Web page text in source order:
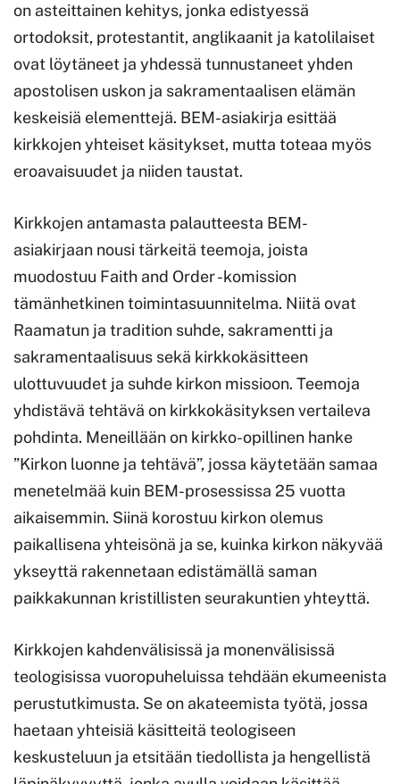
on asteittainen kehitys, jonka edistyessä
ortodoksit, protestantit, anglikaanit ja katolilaiset
ovat löytäneet ja yhdessä tunnustaneet yhden
apostolisen uskon ja sakramentaalisen elämän
keskeisiä elementtejä. BEM-asiakirja esittää
kirkkojen yhteiset käsitykset, mutta toteaa myös
eroavaisuudet ja niiden taustat.
Kirkkojen antamasta palautteesta BEM-
asiakirjaan nousi tärkeitä teemoja, joista
muodostuu Faith and Order -komission
tämänhetkinen toimintasuunnitelma. Niitä ovat
Raamatun ja tradition suhde, sakramentti ja
sakramentaalisuus sekä kirkkokäsitteen
ulottuvuudet ja suhde kirkon missioon. Teemoja
yhdistävä tehtävä on kirkkokäsityksen vertaileva
pohdinta. Meneillään on kirkko-opillinen hanke
”Kirkon luonne ja tehtävä”, jossa käytetään samaa
menetelmää kuin BEM-prosessissa 25 vuotta
aikaisemmin. Siinä korostuu kirkon olemus
paikallisena yhteisönä ja se, kuinka kirkon näkyvää
ykseyttä rakennetaan edistämällä saman
paikkakunnan kristillisten seurakuntien yhteyttä.
Kirkkojen kahdenvälisissä ja monenvälisissä
teologisissa vuoropuheluissa tehdään ekumeenista
perustutkimusta. Se on akateemista työtä, jossa
haetaan yhteisiä käsitteitä teologiseen
keskusteluun ja etsitään tiedollista ja hengellistä